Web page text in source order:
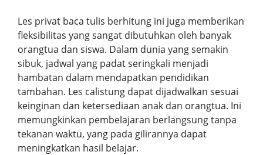
Les privat baca tulis berhitung ini juga memberikan
fleksibilitas yang sangat dibutuhkan oleh banyak
orangtua dan siswa. Dalam dunia yang semakin
sibuk, jadwal yang padat seringkali menjadi
hambatan dalam mendapatkan pendidikan
tambahan. Les calistung dapat dijadwalkan sesuai
keinginan dan ketersediaan anak dan orangtua. Ini
memungkinkan pembelajaran berlangsung tanpa
tekanan waktu, yang pada gilirannya dapat
meningkatkan hasil belajar.